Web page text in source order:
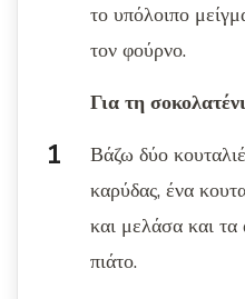
το υπόλοιπο
τον φούρνο.
Για τη
Βάζω δύο
καρύδας, ένα
και μελάσα και
πιάτο.